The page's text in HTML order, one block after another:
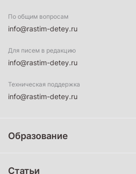
По общим вопросам
info@rastim-detey.ru
Для писем в редакцию
info@rastim-detey.ru
Техническая поддержка
info@rastim-detey.ru
Образование
Статьи